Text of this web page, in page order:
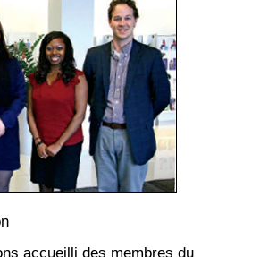
accueilli des membres du